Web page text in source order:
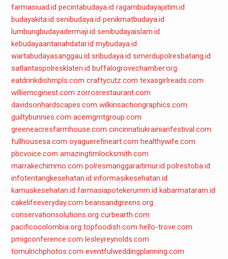
farmasiuad.id pecintabudaya.id ragambudayajatim.id
budayakita.id senibudaya.id penikmatbudaya.id
lumbungbudayadermaji.id senibudayaislam.id
kebudayaantanahdatar.id mybudaya.id
wartabudayasanggau.id sribudaya.id simerdupolresbatang.id
satlantaspolresklaten.id buffalogrovechamber.org
eatdrinkdishmpls.com craftycutz.com texasgirlreads.com
williemcginest.com zorrosrestaurant.com
davidsonhardscapes.com wilkinsactiongraphics.com
guiltybunnies.com acemgmtgroup.com
greeneacresfarmhouse.com cincinnatiukrainianfestival.com
fullhousesa.com oyaguerefineart.com healthywife.com
pbcvoice.com amazingtimlocksmith.com
marrakechimmo.com polresmanggaraitimur.id polrestoba.id
infotentangkesehatan.id informasikesehatan.id
kamuskesehatan.id farmasiapotekerumm.id kabarmataram.id
cakelifeeveryday.com beansandgreens.org
conservationsolutions.org curbearth.com
pacificocolombia.org topfoodish.com hello-trove.com
pmigconference.com lesleyreynolds.com
tomulrichphotos.com eventfulweddingplanning.com